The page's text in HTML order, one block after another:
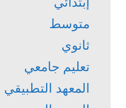
متوسط
ثانوي
تعليم جامعي
المعهد التطبيقي